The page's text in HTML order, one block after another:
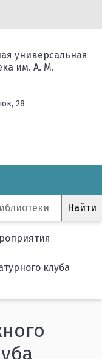
универсальная
им. А. М.
28
клуба